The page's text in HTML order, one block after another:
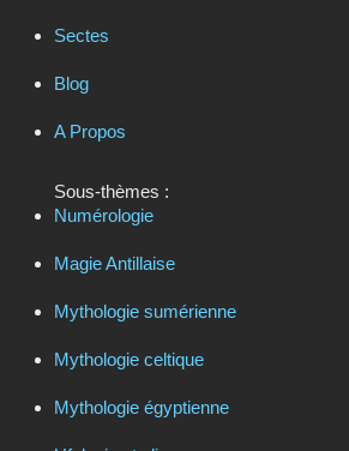
Sectes
Blog
A Propos
Sous-thèmes :
Numérologie
Magie Antillaise
Mythologie sumérienne
Mythologie celtique
Mythologie égyptienne